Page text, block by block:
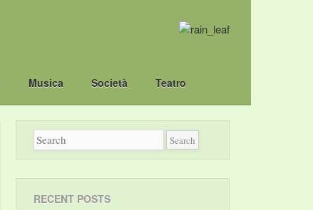
Musica Società Teatro
RECENT POSTS